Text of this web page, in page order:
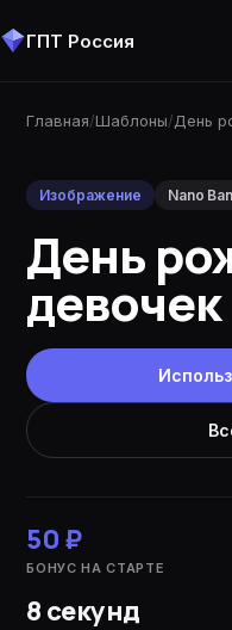
ГПТ Россия
Главная/Шаблоны/День
Изображение Nano
День
девочек
50 ₽
БОНУС НА СТАРТЕ
8 секунд